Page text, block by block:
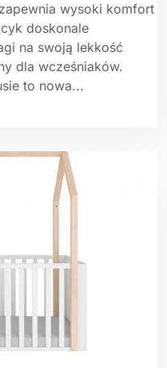
wysoki komfort
doskonale
na swoją lekkość
dla wcześniaków.
to nowa...